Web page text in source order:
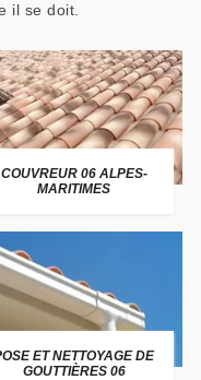
il se doit.
COUVREUR 06 ALPES-
MARITIMES
ET NETTOYAGE DE
GOUTTIÈRES 06